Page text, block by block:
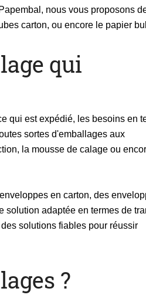
nous vous proposons
carton, ou encore le papier
qui
qui est expédié, les besoins en
sortes d'emballages aux
la mousse de calage ou
en carton, des
adaptée en termes de
solutions fiables pour réussir
?